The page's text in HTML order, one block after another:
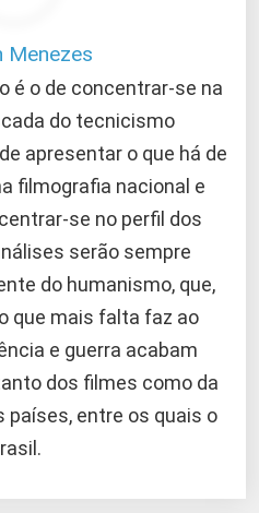
Menezes
é o de concentrar-se na
do tecnicismo
apresentar o que há de
filmografia nacional e
se no perfil dos
serão sempre
do humanismo, que,
que mais falta faz ao
e guerra acabam
dos filmes como da
países, entre os quais o